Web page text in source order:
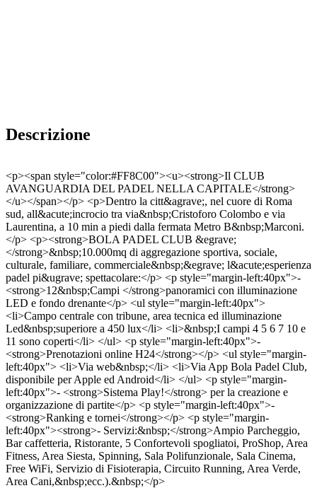
Descrizione
<p><span style="color:#FF8C00"><u><strong>Il CLUB
AVANGUARDIA DEL PADEL NELLA CAPITALE</strong>
</u></span></p> <p>Dentro la citt&agrave;, nel cuore di Roma
sud, all&acute;incrocio tra via&nbsp;Cristoforo Colombo e via
Laurentina, a 10 min a piedi dalla fermata Metro B&nbsp;Marconi.
</p> <p><strong>BOLA PADEL CLUB &egrave;
</strong>&nbsp;10.000mq di aggregazione sportiva, sociale,
culturale, familiare, commerciale&nbsp;&egrave; l&acute;esperienza
padel pi&ugrave; spettacolare:</p> <p style="margin-left:40px">-
<strong>12&nbsp;Campi </strong>panoramici con illuminazione
LED e fondo drenante</p> <ul style="margin-left:40px">
<li>Campo centrale con tribune, area tecnica ed illuminazione
Led&nbsp;superiore a 450 lux</li> <li>&nbsp;I campi 4 5 6 7 10 e
11 sono coperti</li> </ul> <p style="margin-left:40px">-
<strong>Prenotazioni online H24</strong></p> <ul style="margin-
left:40px"> <li>Via web&nbsp;</li> <li>Via App Bola Padel Club,
disponibile per Apple ed Android</li> </ul> <p style="margin-
left:40px">- <strong>Sistema Play!</strong> per la creazione e
organizzazione di partite</p> <p style="margin-left:40px">-
<strong>Ranking e tornei</strong></p> <p style="margin-
left:40px"><strong>- Servizi:&nbsp;</strong>Ampio Parcheggio,
Bar caffetteria, Ristorante, 5 Confortevoli spogliatoi, ProShop, Area
Fitness, Area Siesta, Spinning, Sala Polifunzionale, Sala Cinema,
Free WiFi, Servizio di Fisioterapia, Circuito Running, Area Verde,
Area Cani,&nbsp;ecc.).&nbsp;</p>